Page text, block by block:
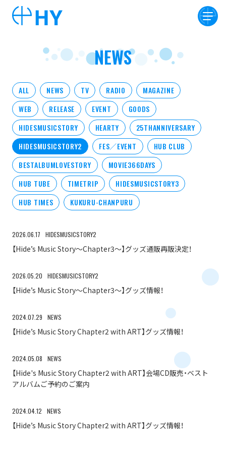
NEWS
ALL NEWS TV RADIO
MAGAZINE
WEB
RELEASE EVENT
GOODS
HIDESMUSICSTORY
HEARTY
25THANNIVERSARY
HIDESMUSICSTORY2
FES／EVENT
HUB CLUB
BESTALBUMLOVESTORY
MOVIE366DAYS
HUB TUBE
TIMETRIP
HIDESMUSICSTORY3
HUB TIMES
KUKURU-CHANPURU
2026.06.17 HIDESMUSICSTORY2
【Hide’s Music Story～Chapter3～】グッズ通販再販決定！
2026.05.20 HIDESMUSICSTORY2
【Hide’s Music Story～Chapter3～】グッズ情報！
2024.07.29 NEWS
【Hide’s Music Story Chapter2 with ART】グッズ情報！
2024.05.08 NEWS
【Hide's Music Story Chapter2 with ART】会場CD販売・ベスト
アルバムご予約のご案内
2024.04.12 NEWS
【Hide’s Music Story Chapter2 with ART】グッズ情報！